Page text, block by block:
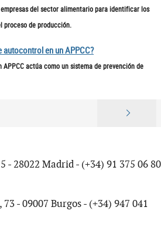
del sector alimentario para identificar los
proceso de producción.
en un APPCC?
actúa como un sistema de prevención de
- 28022 Madrid - (+34) 91 375 06 80
- 09007 Burgos - (+34) 947 041